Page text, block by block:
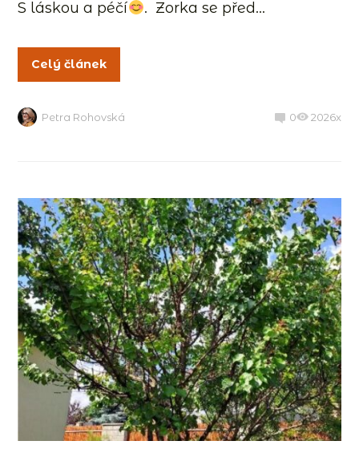
S láskou a péčí
. Zorka se před...
Celý článek
Petra Rohovská 0 2026x